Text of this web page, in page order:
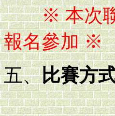
※ 本次聯誼
報名參加 ※
五、比賽方